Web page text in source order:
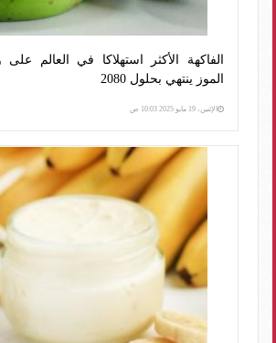
الفاكهة الأكثر استهلاكا في العالم
الموز ينتهي بحلول 2080
الإثنين، 19 مايو 2025 10:03 ص